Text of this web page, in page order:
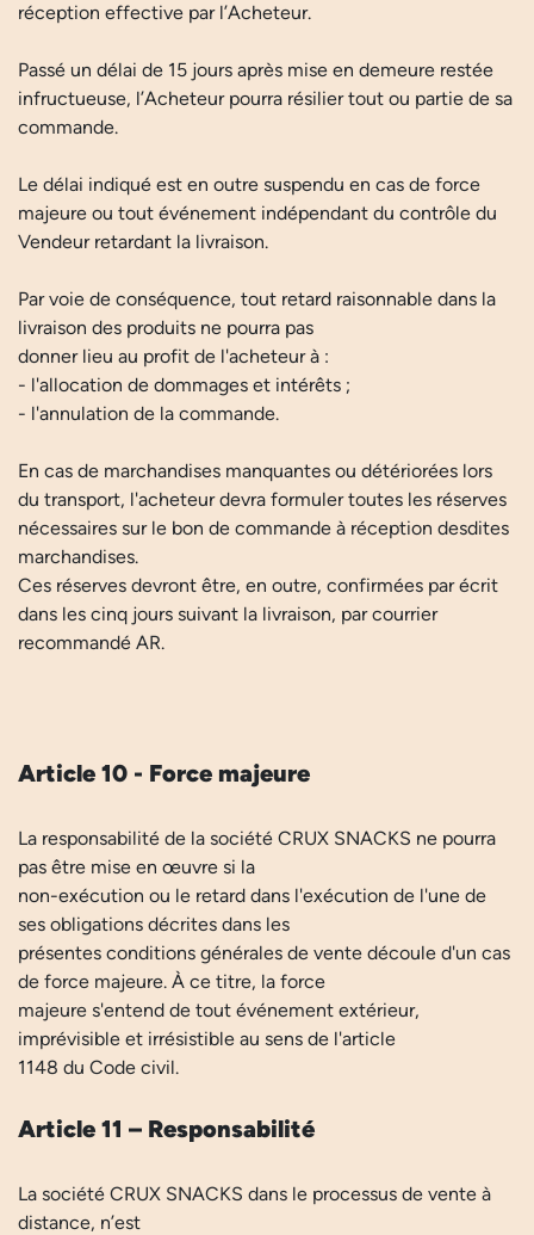
réception effective par l’Acheteur.
Passé un délai de 15 jours après mise en demeure restée
infructueuse, l’Acheteur pourra résilier tout ou partie de sa
commande.
Le délai indiqué est en outre suspendu en cas de force
majeure ou tout événement indépendant du contrôle du
Vendeur retardant la livraison.
Par voie de conséquence, tout retard raisonnable dans la
livraison des produits ne pourra pas
donner lieu au profit de l'acheteur à :
- l'allocation de dommages et intérêts ;
- l'annulation de la commande.
En cas de marchandises manquantes ou détériorées lors
du transport, l'acheteur devra formuler toutes les réserves
nécessaires sur le bon de commande à réception desdites
marchandises.
Ces réserves devront être, en outre, confirmées par écrit
dans les cinq jours suivant la livraison, par courrier
recommandé AR.
Article 10 - Force majeure
La responsabilité de la société CRUX SNACKS ne pourra
pas être mise en œuvre si la
non-exécution ou le retard dans l'exécution de l'une de
ses obligations décrites dans les
présentes conditions générales de vente découle d'un cas
de force majeure. À ce titre, la force
majeure s'entend de tout événement extérieur,
imprévisible et irrésistible au sens de l'article
1148 du Code civil.
Article 11 – Responsabilité
La société CRUX SNACKS dans le processus de vente à
distance, n’est